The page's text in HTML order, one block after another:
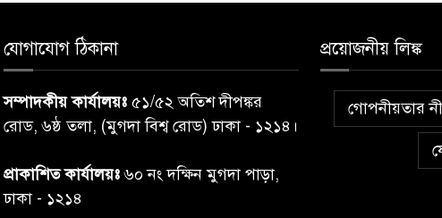
যোগাযোগ ঠিকানা
সম্পাদকীয় কার্যালয়ঃ ৫১/৫২ অতিশ দীপঙ্কর
রোড, ৬ষ্ঠ তলা, (মুগদা বিশ্ব রোড) ঢাকা - ১২১৪।
প্রাকাশিত কার্যালয়ঃ৬০ নং দক্ষিন মুগদা পাড়া,
ঢাকা - ১২১৪
প্রয়োজনীয় লিঙ্ক
গোপনীয়তার